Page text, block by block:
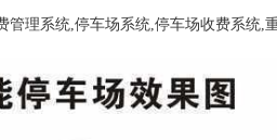
理系统,停车场系统,停车场收费系统,